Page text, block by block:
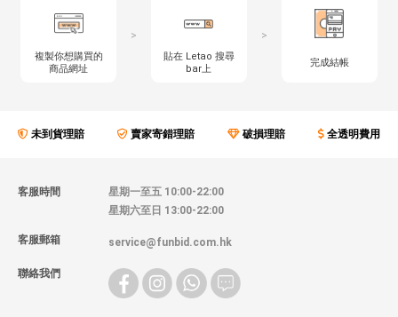
複製你想購買的
商品網址
>
貼在 Letao 搜尋
bar上
>
完成結帳
未到貨理賠 賣家寄錯理賠 破損理賠 全透明費用
客服時間
星期一至五 10:00-22:00
星期六至日 13:00-22:00
客服郵箱 service@funbid.com.hk
聯絡我們